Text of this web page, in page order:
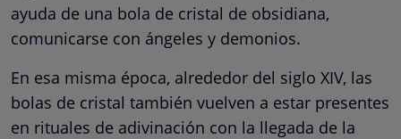
ayuda de una bola de cristal de obsidiana,
comunicarse con ángeles y demonios.
En esa misma época, alrededor del siglo XIV, las
bolas de cristal también vuelven a estar presentes
en rituales de adivinación con la llegada de la